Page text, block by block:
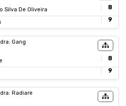
Silva De Oliveira
8
9
Gang
8
9
Radiare